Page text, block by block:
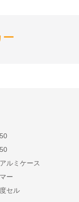
ルミケース
ー
セル